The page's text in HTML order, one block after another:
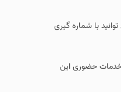
با شماره گیری
خدمات حضوری این